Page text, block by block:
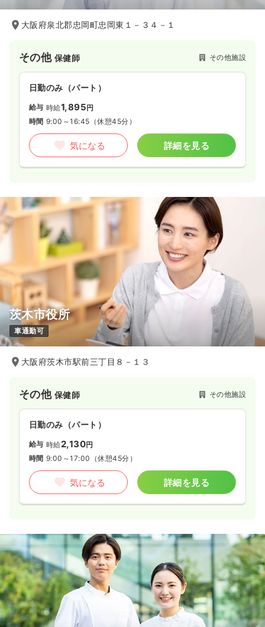
大阪府泉北郡忠岡町忠岡東１－３４－１
その他 保健師 その他施設
日勤のみ（パート）
給与 時給1,895円
時間 9:00～16:45 （休憩45分）
気になる 詳細を見る
茨木市役所
車通勤可
大阪府茨木市駅前三丁目８－１３
その他 保健師 その他施設
日勤のみ（パート）
給与 時給2,130円
時間 9:00～17:00 （休憩45分）
気になる 詳細を見る